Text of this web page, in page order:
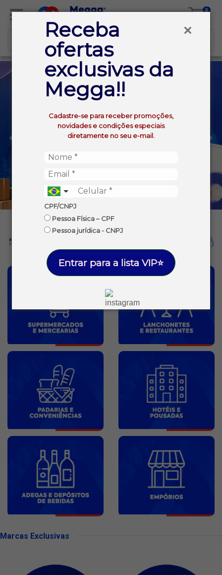
Receba
ofertas
exclusivas da
Megga!!
Cadastre-se para receber promoções,
novidades e condições especiais
diretamente no seu e-mail.
CPF/CNPJ
Pessoa Física – CPF
Pessoa jurídica - CNPJ
Entrar para a lista VIP⭐
0
Marcas Exclusivas